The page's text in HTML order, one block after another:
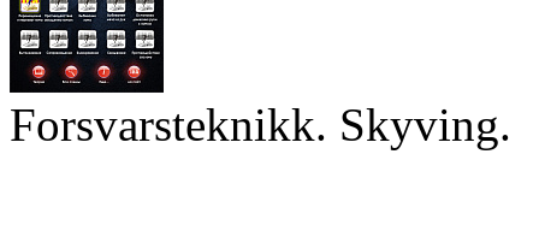
Forsvarsteknikk. Skyving.